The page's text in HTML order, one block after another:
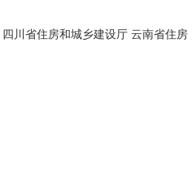
四川省住房和城乡建设厅 云南省住房